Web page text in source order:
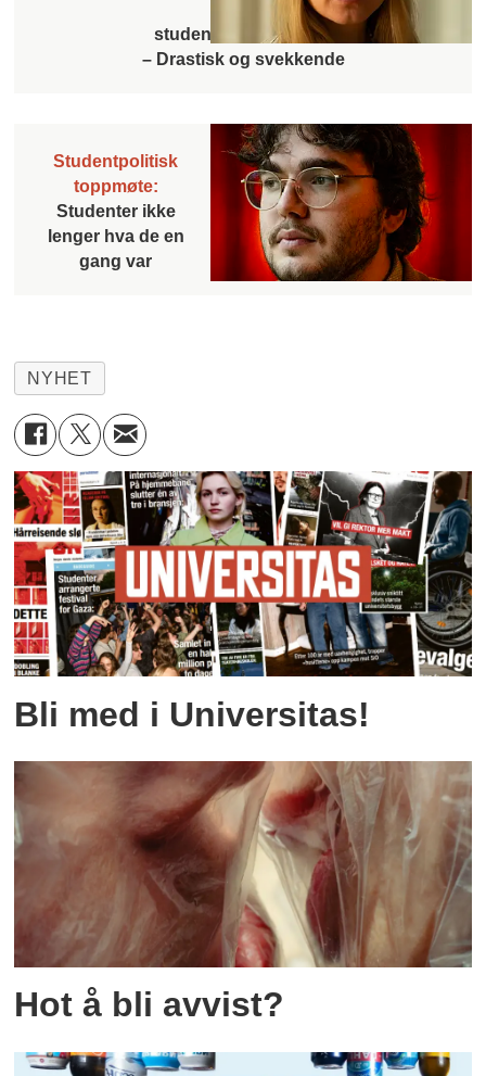
studentsamskipsnad:
– Drastisk og svekkende
Studentpolitisk
toppmøte:
Studenter ikke
lenger hva de en
gang var
NYHET
Bli med i Universitas!
Hot å bli avvist?